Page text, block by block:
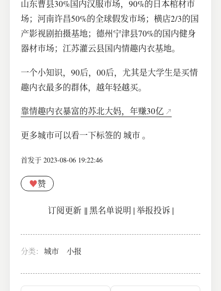
山东曹县30%国内汉服市场，90%的日本棺材市
场；河南许昌50%的全球假发市场；横店2/3的国
产影视剧拍摄基地；德州宁津县70%的国内健身
器材市场；江苏灌云县国内情趣内衣基地。
一个小知识，90后，00后，尤其是大学生是买情
趣内衣最多的群体，越年轻越买。
靠情趣内衣暴富的苏北大妈，年赚30亿
更多城市可以看一下标签的 城市 。
首发于 2023-08-06 19:22:46
♥赞
订阅更新||黑名单说明 |举报投诉 |
分类： 城市 小报